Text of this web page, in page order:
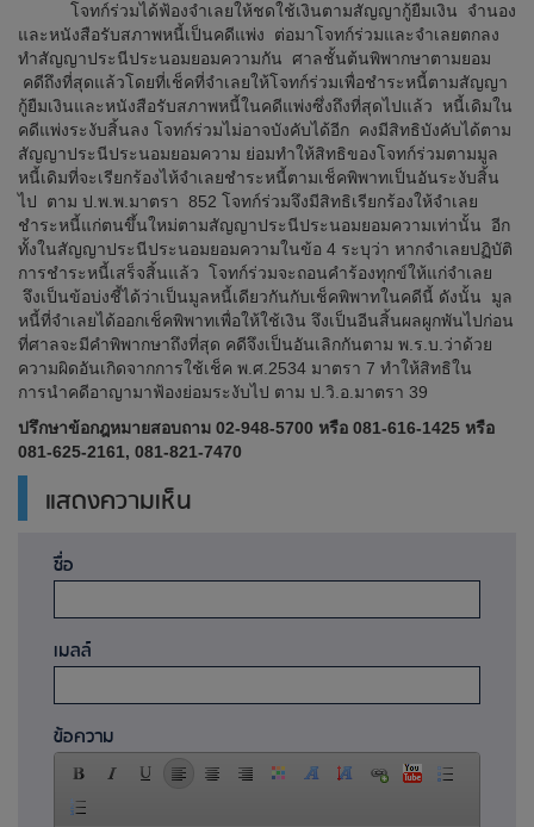
โจทก์ร่วมได้ฟ้องจำเลยให้ชดใช้เงินตามสัญญากู้ยืมเงิน จำนอง
และหนังสือรับสภาพหนี้เป็นคดีแพ่ง ต่อมาโจทก์ร่วมและจำเลยตกลง
ทำสัญญาประนีประนอมยอมความกัน ศาลชั้นต้นพิพากษาตามยอม
คดีถึงที่สุดแล้วโดยที่เช็คที่จำเลยให้โจทก์ร่วมเพื่อชำระหนี้ตามสัญญา
กู้ยืมเงินและหนังสือรับสภาพหนี้ในคดีแพ่งซึ่งถึงที่สุดไปแล้ว หนี้เดิมใน
คดีแพ่งระงับสิ้นลง โจทก์ร่วมไม่อาจบังคับได้อีก คงมีสิทธิบังคับได้ตาม
สัญญาประนีประนอมยอมความ ย่อมทำให้สิทธิของโจทก์ร่วมตามมูล
หนี้เดิมที่จะเรียกร้องไห้จำเลยชำระหนี้ตามเช็คพิพาทเป็นอันระงับสิ้น
ไป ตาม ป.พ.พ.มาตรา 852 โจทก์ร่วมจึงมีสิทธิเรียกร้องให้จำเลย
ชำระหนี้แก่ตนขึ้นใหม่ตามสัญญาประนีประนอมยอมความเท่านั้น อีก
ทั้งในสัญญาประนีประนอมยอมความในข้อ 4 ระบุว่า หากจำเลยปฏิบัติ
การชำระหนี้เสร็จสิ้นแล้ว โจทก์ร่วมจะถอนคำร้องทุกข์ให้แก่จำเลย
จึงเป็นข้อบ่งชี้ได้ว่าเป็นมูลหนี้เดียวกันกับเช็คพิพาทในคดีนี้ ดังนั้น มูล
หนี้ที่จำเลยได้ออกเช็คพิพาทเพื่อให้ใช้เงิน จึงเป็นอีนสิ้นผลผูกพันไปก่อน
ที่ศาลจะมีคำพิพากษาถึงที่สุด คดีจึงเป็นอันเลิกกันตาม พ.ร.บ.ว่าด้วย
ความผิดอันเกิดจากการใช้เช็ค พ.ศ.2534 มาตรา 7 ทำให้สิทธิใน
การนำคดีอาญามาฟ้องย่อมระงับไป ตาม ป.วิ.อ.มาตรา 39
ปรึกษาข้อกฎหมายสอบถาม 02-948-5700 หรือ 081-616-1425 หรือ
081-625-2161, 081-821-7470
แสดงความเห็น
ชื่อ
เมลล์
ข้อความ